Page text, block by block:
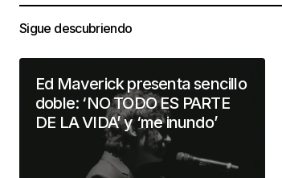
Sigue descubriendo
Ed Maverick presenta sencillo
doble: ‘NO TODO ES PARTE
DE LA VIDA’ y ‘me inundo’